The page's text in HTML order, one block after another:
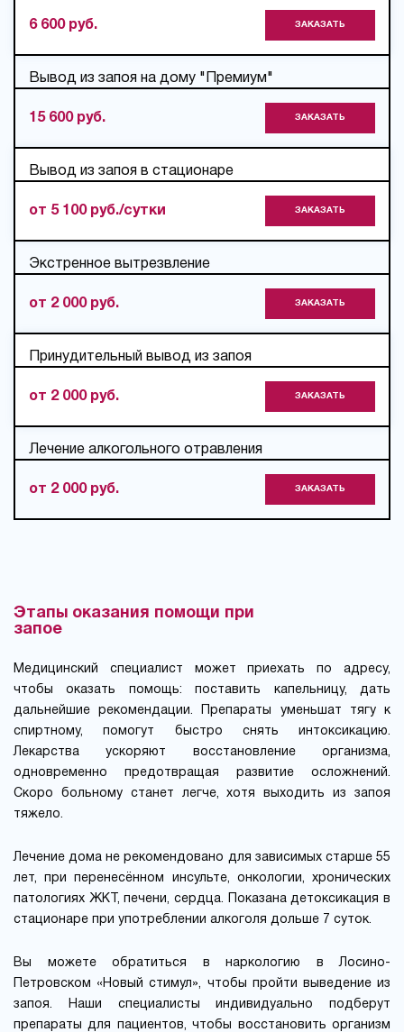
6 600 руб. ЗАКАЗАТЬ
Вывод из запоя на дому "Премиум"
15 600 руб. ЗАКАЗАТЬ
Вывод из запоя в стационаре
от 5 100 руб./сутки ЗАКАЗАТЬ
Экстренное вытрезвление
от 2 000 руб. ЗАКАЗАТЬ
Принудительный вывод из запоя
от 2 000 руб. ЗАКАЗАТЬ
Лечение алкогольного отравления
от 2 000 руб. ЗАКАЗАТЬ
Этапы оказания помощи при
запое
Медицинский специалист может приехать по адресу,
чтобы оказать помощь: поставить капельницу, дать
дальнейшие рекомендации. Препараты уменьшат тягу к
спиртному, помогут быстро снять интоксикацию.
Лекарства ускоряют восстановление организма,
одновременно предотвращая развитие осложнений.
Скоро больному станет легче, хотя выходить из запоя
тяжело.
Лечение дома не рекомендовано для зависимых старше 55
лет, при перенесённом инсульте, онкологии, хронических
патологиях ЖКТ, печени, сердца. Показана детоксикация в
стационаре при употреблении алкоголя дольше 7 суток.
Вы можете обратиться в наркологию в Лосино-
Петровском «Новый стимул», чтобы пройти выведение из
запоя. Наши специалисты индивидуально подберут
препараты для пациентов, чтобы восстановить организм